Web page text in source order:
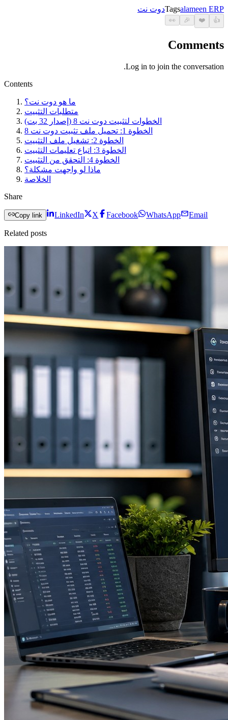
Tagsalameen ERP دوت نت
👍
❤️
🎉
👀
Comments
Log in to join the conversation.
Contents
ما هو دوت نت؟
متطلبات التثبيت
الخطوات لتثبيت دوت نت 8 (إصدار 32 بت)
الخطوة 1: تحميل ملف تثبيت دوت نت 8
الخطوة 2: تشغيل ملف التثبيت
الخطوة 3: اتباع تعليمات التثبيت
الخطوة 4: التحقق من التثبيت
ماذا لو واجهت مشكلة؟
الخلاصة
Share
Copy link LinkedIn X Facebook WhatsApp Email
Related posts